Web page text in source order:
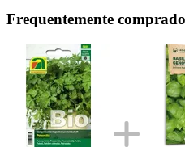
Frequentemente